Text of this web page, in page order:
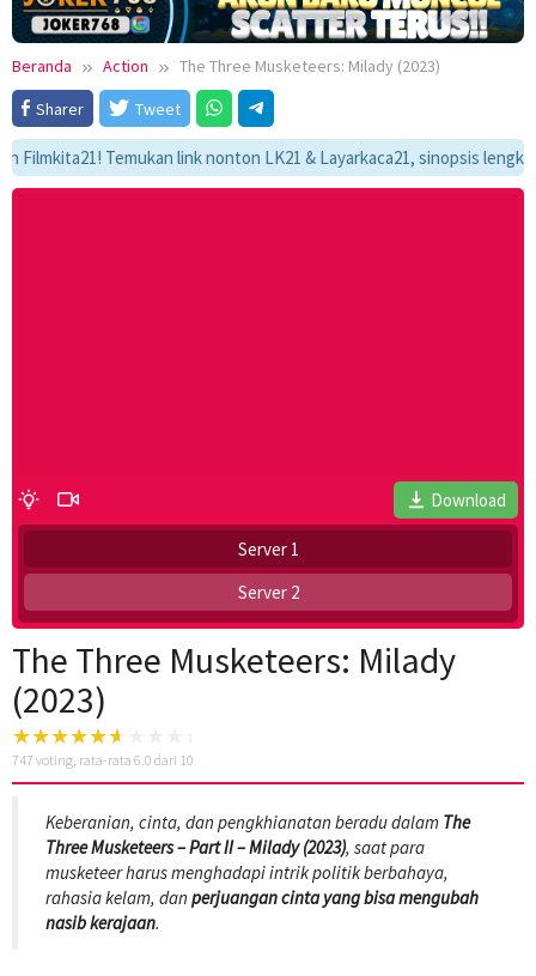
Beranda Action
The Three Musketeers: Milady (2023)
Sharer
Tweet
Temukan link nonton LK21 & Layarkaca21, sinopsis
Download
Server 1
Server 2
The Three Musketeers: Milady
(2023)
747 voting, rata-rata 6.0 dari 10
Keberanian, cinta, dan pengkhianatan beradu dalam The
Three Musketeers – Part II – Milady (2023), saat para
musketeer harus menghadapi intrik politik berbahaya,
rahasia kelam, dan perjuangan cinta yang bisa mengubah
nasib kerajaan.